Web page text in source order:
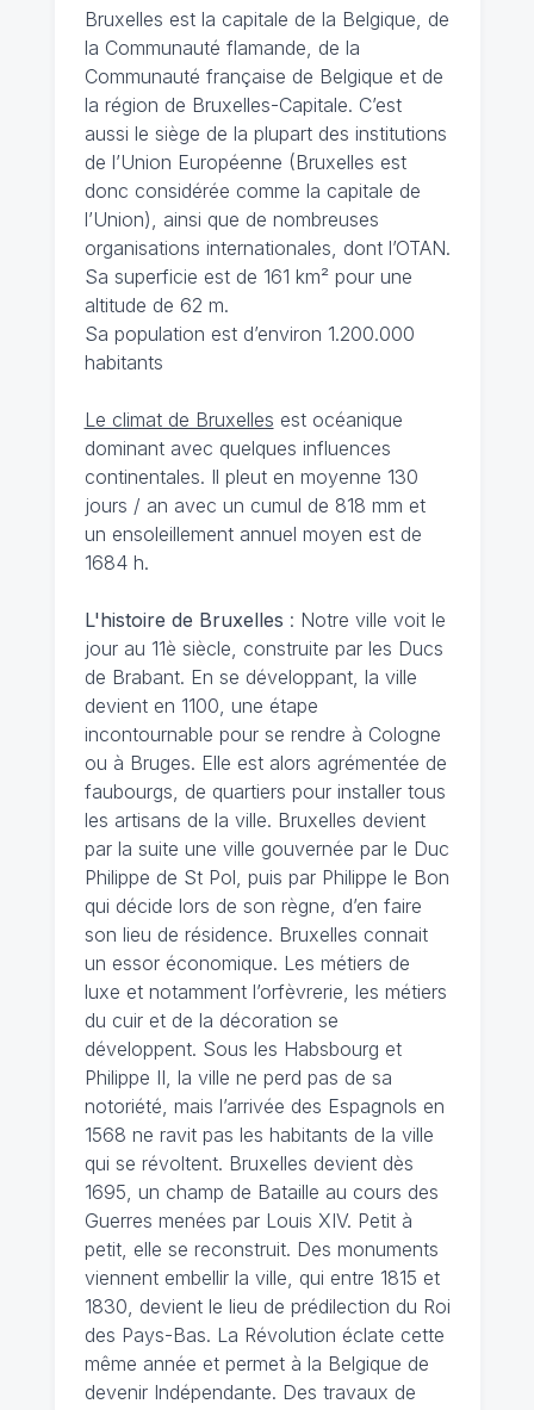
Bruxelles est la capitale de la Belgique, de
la Communauté flamande, de la
Communauté française de Belgique et de
la région de Bruxelles-Capitale. C’est
aussi le siège de la plupart des institutions
de l’Union Européenne (Bruxelles est
donc considérée comme la capitale de
l’Union), ainsi que de nombreuses
organisations internationales, dont l’OTAN.
Sa superficie est de 161 km² pour une
altitude de 62 m.
Sa population est d’environ 1.200.000
habitants
Le climat de Bruxelles est océanique
dominant avec quelques influences
continentales. Il pleut en moyenne 130
jours / an avec un cumul de 818 mm et
un ensoleillement annuel moyen est de
1684 h.
L'histoire de Bruxelles : Notre ville voit le
jour au 11è siècle, construite par les Ducs
de Brabant. En se développant, la ville
devient en 1100, une étape
incontournable pour se rendre à Cologne
ou à Bruges. Elle est alors agrémentée de
faubourgs, de quartiers pour installer tous
les artisans de la ville. Bruxelles devient
par la suite une ville gouvernée par le Duc
Philippe de St Pol, puis par Philippe le Bon
qui décide lors de son règne, d’en faire
son lieu de résidence. Bruxelles connait
un essor économique. Les métiers de
luxe et notamment l’orfèvrerie, les métiers
du cuir et de la décoration se
développent. Sous les Habsbourg et
Philippe II, la ville ne perd pas de sa
notoriété, mais l’arrivée des Espagnols en
1568 ne ravit pas les habitants de la ville
qui se révoltent. Bruxelles devient dès
1695, un champ de Bataille au cours des
Guerres menées par Louis XIV. Petit à
petit, elle se reconstruit. Des monuments
viennent embellir la ville, qui entre 1815 et
1830, devient le lieu de prédilection du Roi
des Pays-Bas. La Révolution éclate cette
même année et permet à la Belgique de
devenir Indépendante. Des travaux de